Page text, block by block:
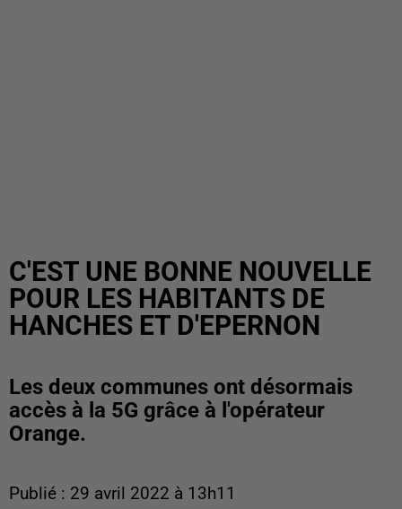
C'EST UNE BONNE NOUVELLE
POUR LES HABITANTS DE
HANCHES ET D'EPERNON
Les deux communes ont désormais
accès à la 5G grâce à l'opérateur
Orange.
Publié : 29 avril 2022 à 13h11